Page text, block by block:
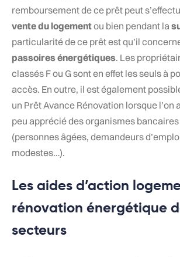
remboursement de ce prêt peut
vente du logementou bien pendant la
particularité de ce prêt est qu’il
passoires énergétiques. Les
classés F ou G sont en effet les seuls à
accès. En outre, il est également
un Prêt Avance Rénovation lorsque l’on
peu apprécié des organismes
(personnes âgées, demandeurs
modestes…).
Les aides d’action
rénovation énergétique
secteurs